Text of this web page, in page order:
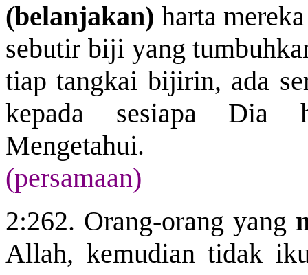
(belanjakan) harta
sebutir biji yang
tiap tangkai bijirin, ada
kepada sesiapa Dia
Mengetahui.
(persamaan)
2:262. Orang-orang yang
Allah, kemudian tidak